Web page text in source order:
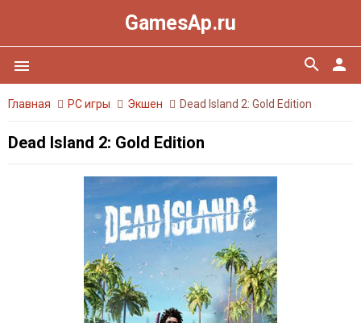
GamesAp.ru
menu person
search
Главная PC игры Экшен Dead Island 2: Gold Edition
Dead Island 2: Gold Edition